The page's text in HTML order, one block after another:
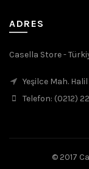
ADRES
Casella Store -
Yeşilce Mah.
Telefon: (0212)
© 2017